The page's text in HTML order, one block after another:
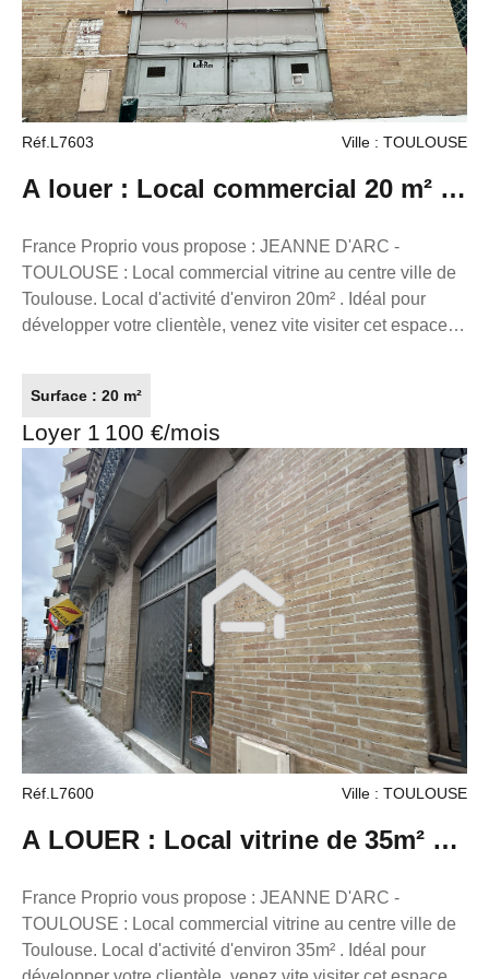
environnement professionnel agréable. À visiter sans
tarder ! Loyer : 1900.00€ CC Dépôt de garantie 3 mois
soit : 6 840,00€ Honoraires charge locataire : 30% du
loyer annuel : 5 700.00€ Référence annonce : L7744
FRANCE PROPRIO Réseaux de conseillers Immobilier
partout en France. Transaction/ Location/ Gestion
Réf.L7603 Ville : TOULOUSE
A louer : Local commercial 20 m² à
Toulouse
France Proprio vous propose : JEANNE D'ARC -
TOULOUSE : Local commercial vitrine au centre ville de
Toulouse. Local d'activité d'environ 20m² . Idéal pour
développer votre clientèle, venez vite visiter cet espace
foncière et l'eau. Dépôt de garantie 3 mois soit : 3000.00€
Honoraires charge locataire : 30% du loyer annuel :
3600.00€ Référence annonce : L7603 FRANCE
PROPRIO Réseaux de conseillers Immobilier partout en
France. Transaction/ Location/ Gestion 05.61.62.62.23
Surface : 20 m²
Loyer 1 100 €/mois
Réf.L7600 Ville : TOULOUSE
A LOUER : Local vitrine de 35m² à
Toulouse
France Proprio vous propose : JEANNE D'ARC -
TOULOUSE : Local commercial vitrine au centre ville de
Toulouse. Local d'activité d'environ 35m² . Idéal pour